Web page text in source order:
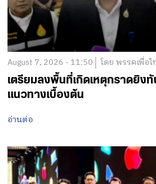
August 7, 2026 - 11:50 โดย พรรคเพื่อไ
เตรียมลงพื้นที่เกิดเหตุกราดยิง
แนวทางเบื้องต้น
อ่านต่อ